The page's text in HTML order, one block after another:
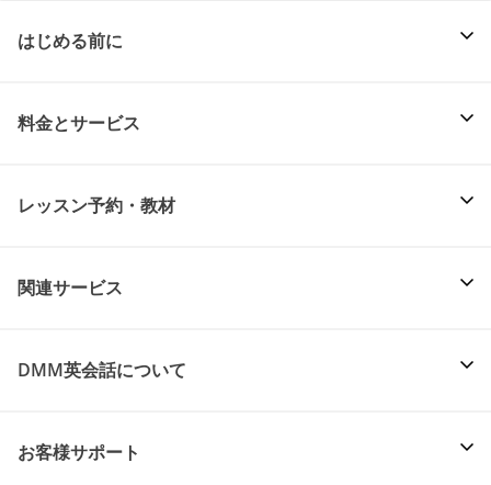
はじめる前に
料金とサービス
レッスン予約・教材
関連サービス
DMM英会話について
お客様サポート